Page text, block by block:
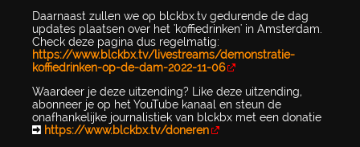
Daarnaast zullen we op blckbx.tv gedurende de dag
updates plaatsen over het 'koffiedrinken' in Amsterdam.
Check deze pagina dus regelmatig:
https://www.blckbx.tv/livestreams/demonstratie-
koffiedrinken-op-de-dam-2022-11-06
Waardeer je deze uitzending? Like deze uitzending,
abonneer je op het YouTube kanaal en steun de
onafhankelijke journalistiek van blckbx met een donatie
➡ https://www.blckbx.tv/doneren